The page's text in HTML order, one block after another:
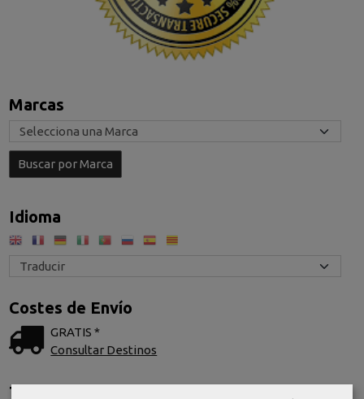
Marcas
Idioma
Costes de Envío
GRATIS *
Consultar Destinos
Tu Carrito (0)